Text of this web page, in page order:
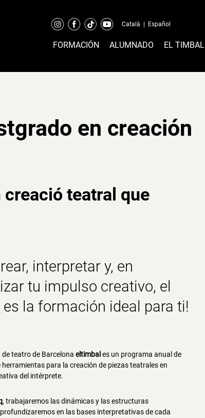
Català Español
FORMACIÓN ALUMNADO EL TIMBAL
en creación
creació teatral que
interpretar y, en
tu impulso creativo, el
es la formación ideal para ti!
de teatro de Barcelonaeltimbal es un programa anual de
para la creación de piezas teatrales en
del intérprete.
, trabajaremos las dinámicas y las estructuras
en las bases interpretativas de cada